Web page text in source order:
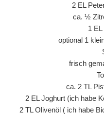
2 EL
ca. ½
1
optional 1
frisch
ca. 2 TL
2 EL Joghurt (ich habe
2 TL Olivenöl ( ich habe